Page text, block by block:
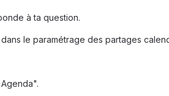
à ta question.
le paramétrage des partages